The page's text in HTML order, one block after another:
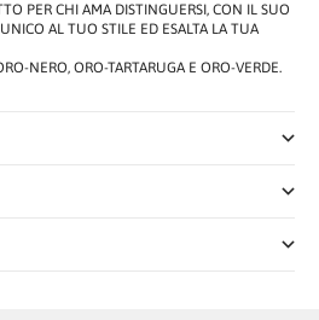
PER CHI AMA DISTINGUERSI, CON IL SUO
AL TUO STILE ED ESALTA LA TUA
NERO, ORO-TARTARUGA E ORO-VERDE.